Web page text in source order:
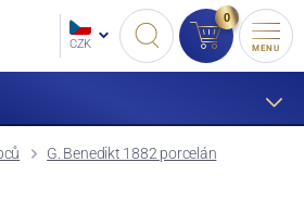
CZK
0
MENU
G. Benedikt 1882 porcelán